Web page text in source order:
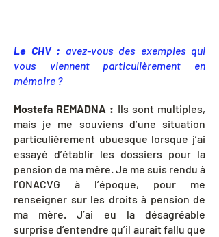
Le CHV : avez-vous des exemples qui
vous viennent particulièrement en
mémoire ?
Mostefa REMADNA : Ils sont multiples,
mais je me souviens d’une situation
particulièrement ubuesque lorsque j’ai
essayé d’établir les dossiers pour la
pension de ma mère. Je me suis rendu à
l’ONACVG à l’époque, pour me
renseigner sur les droits à pension de
ma mère. J’ai eu la désagréable
surprise d’entendre qu’il aurait fallu que